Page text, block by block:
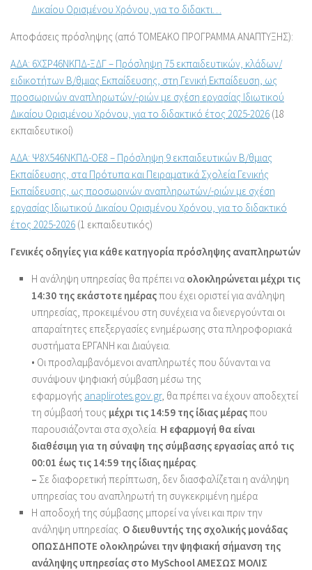
Δικαίου Ορισμένου Χρόνου, για το διδακτι…
Αποφάσεις πρόσληψης (από ΤΟΜΕΑΚΟ ΠΡΟΓΡΑΜΜΑ ΑΝΑΠΤΥΞΗΣ):
ΑΔΑ: 6ΧΣΡ46ΝΚΠΔ-ΞΔΓ – Πρόσληψη 75 εκπαιδευτικών, κλάδων/
ειδικοτήτων Β/θμιας Εκπαίδευσης, στη Γενική Εκπαίδευση, ως
προσωρινών αναπληρωτών/-ριών με σχέση εργασίας Ιδιωτικού
Δικαίου Ορισμένου Χρόνου, για το διδακτικό έτος 2025-2026 (18
εκπαιδευτικοί)
ΑΔΑ: Ψ8Χ546ΝΚΠΔ-ΟΕ8 – Πρόσληψη 9 εκπαιδευτικών Β/θμιας
Εκπαίδευσης, στα Πρότυπα και Πειραματικά Σχολεία Γενικής
Εκπαίδευσης, ως προσωρινών αναπληρωτών/-ριών με σχέση
εργασίας Ιδιωτικού Δικαίου Ορισμένου Χρόνου, για το διδακτικό
έτος 2025-2026 (1 εκπαιδευτικός)
Γενικές οδηγίες για κάθε κατηγορία πρόσληψης αναπληρωτών
Η ανάληψη υπηρεσίας θα πρέπει να ολοκληρώνεται μέχρι τις
14:30 της εκάστοτε ημέραςπου έχει οριστεί για ανάληψη
υπηρεσίας, προκειμένου στη συνέχεια να διενεργούνται οι
απαραίτητες επεξεργασίες ενημέρωσης στα πληροφοριακά
συστήματα ΕΡΓΑΝΗ και Διαύγεια.
• Οι προσλαμβανόμενοι αναπληρωτές που δύνανται να
συνάψουν ψηφιακή σύμβαση μέσω της
εφαρμογής anaplirotes.gov.gr, θα πρέπει να έχουν αποδεχτεί
τη σύμβασή τους μέχρι τις 14:59 της ίδιας μέραςπου
παρουσιάζονται στα σχολεία. Η εφαρμογή θα είναι
διαθέσιμη για τη σύναψη της σύμβασης εργασίας από τις
00:01 έως τις 14:59 της ίδιας ημέρας.
– Σε διαφορετική περίπτωση, δεν διασφαλίζεται η ανάληψη
υπηρεσίας του αναπληρωτή τη συγκεκριμένη ημέρα
Η αποδοχή της σύμβασης μπορεί να γίνει και πριν την
ανάληψη υπηρεσίας. Ο διευθυντής της σχολικής μονάδας
ΟΠΩΣΔΗΠΟΤΕ ολοκληρώνει την ψηφιακή σήμανση της
ανάληψης υπηρεσίας στο MySchool ΑΜΕΣΩΣ ΜΟΛΙΣ